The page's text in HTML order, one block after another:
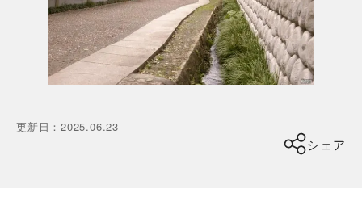
更新日 ：2025.06.23
シェア